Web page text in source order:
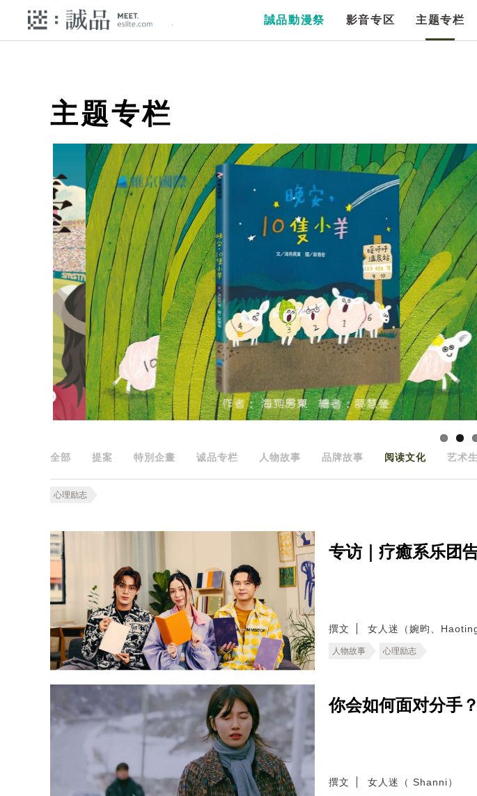
誠品動漫祭 影音专区 主题专栏
主题专栏
全部 提案 特別企畫 诚品专栏 人物故事 品牌故事 阅读文化 艺术
心理励志
专访｜疗癒系乐团
撰文 女人迷（婉昀、Haoting
人物故事 心理励志
你会如何面对分手
撰文 女人迷（ Shanni）